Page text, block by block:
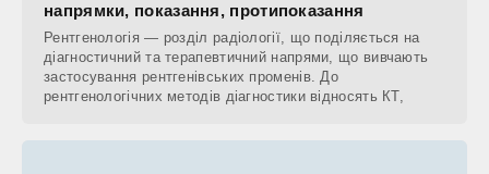
напрямки, показання, протипоказання
Рентгенологія — розділ радіології, що поділяється на
діагностичний та терапевтичний напрями, що вивчають
застосування рентгенівських променів. До
рентгенологічних методів діагностики відносять КТ,